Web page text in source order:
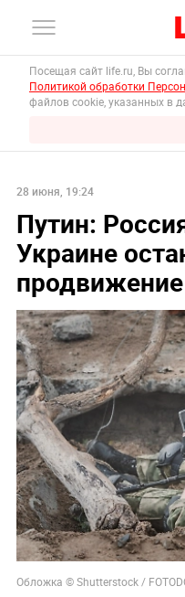
Посещая сайт life.ru, Вы
Политикой обработки
файлов cookie, указанных в
28 июня, 19:24
Путин:
Украине
Обложка © Shutterstock /